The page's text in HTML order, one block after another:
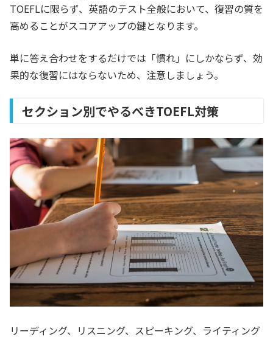
TOEFLに限らず、英語のテスト全般において、復習の質を
高めることがスコアアップの鍵となります。
単に答え合わせをするだけでは「慣れ」にしかならず、効
果的な復習にはならないため、注意しましょう。
セクション別でやるべきTOEFL対策
リーディング、リスニング、スピーキング、ライティング